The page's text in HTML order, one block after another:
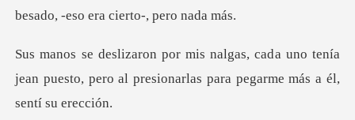
a uno tenía
jean puesto, pero al presionarl